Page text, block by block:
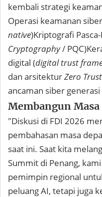
kembali strategi
Operasi keamanan
native)Kriptografi
Cryptography/
digital (digital trust
dan arsitekturZero Trust
ancaman siber
Membangun Masa
"Diskusi di FDI 2026
pembahasan masa
saat ini. Saat kita
Summit di Penang,
pemimpin regional
peluang AI, tetapi juga